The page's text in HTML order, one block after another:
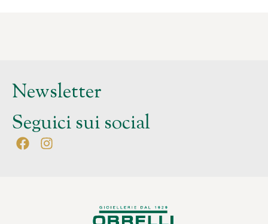
Newsletter
Seguici sui social